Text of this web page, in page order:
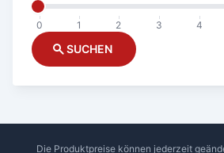
0 1 2 3 4
SUCHEN
Die Produktpreise können jederzeit